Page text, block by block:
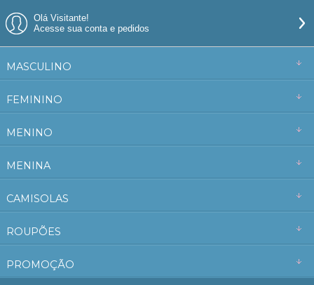
Olá Visitante!
Acesse sua conta e pedidos
MASCULINO
FEMININO
MENINO
MENINA
CAMISOLAS
ROUPÕES
PROMOÇÃO